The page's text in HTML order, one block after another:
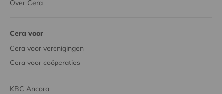
Over Cera
Cera voor
Cera voor verenigingen
Cera voor coöperaties
KBC Ancora